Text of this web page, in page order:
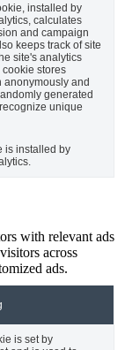
installed by
calculates
and campaign
keeps track of site
site's analytics
cookie stores
anonymously and
generated
unique
is installed by
with relevant ads
across
ads.
is set by